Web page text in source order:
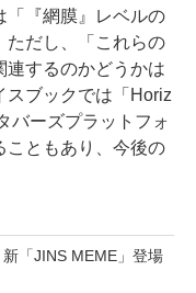
「『網膜』レベルの
ただし、「これらの
連するのかどうかは
スブックでは「Horiz
バーズプラットフォ
こともあり、今後の
「JINS MEME」登場